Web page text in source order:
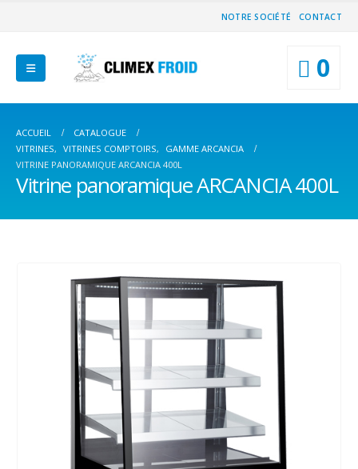
NOTRE SOCIÉTÉ CONTACT
0
ACCUEIL
CATALOGUE
VITRINES, VITRINES COMPTOIRS,
GAMME ARCANCIA
VITRINE PANORAMIQUE ARCANCIA 400L
Vitrine panoramique ARCANCIA 400L